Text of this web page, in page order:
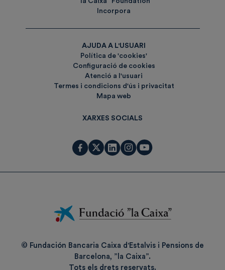
Incorpora
AJUDA A L'USUARI
Política de 'cookies'
Configuració de cookies
Atenció a l'usuari
Termes i condicions d'ús i privacitat
Mapa web
XARXES SOCIALS
Fundación
La
© Fundación Bancaria Caixa d'Estalvis i Pensions de
Barcelona, ”la Caixa”.
Tots els drets reservats.